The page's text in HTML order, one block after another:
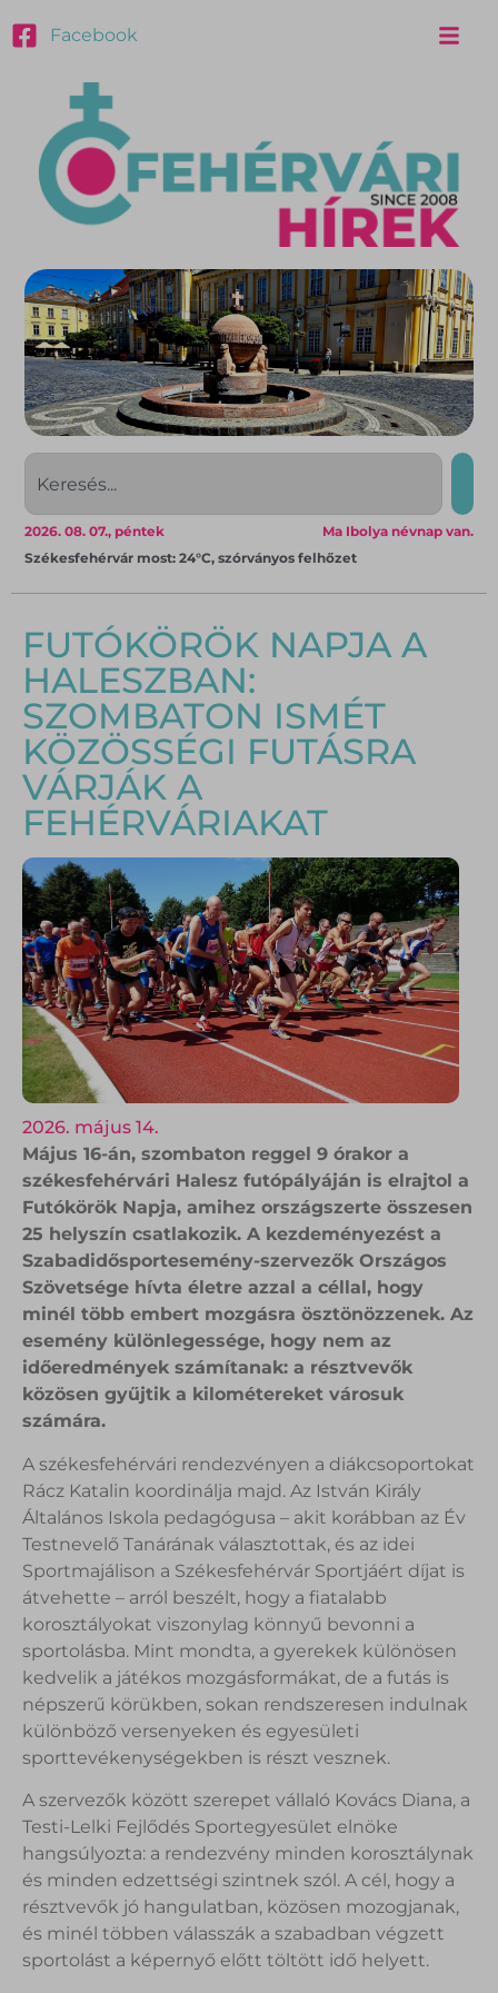
Facebook
Ma Ibolya névnap van.
2026. 08. 07., péntek
Székesfehérvár most: 24°C, szórványos felhőzet
FUTÓKÖRÖK NAPJA A
HALESZBAN:
SZOMBATON ISMÉT
KÖZÖSSÉGI FUTÁSRA
VÁRJÁK A
FEHÉRVÁRIAKAT
2026. május 14.
Május 16-án, szombaton reggel 9 órakor a
székesfehérvári Halesz futópályáján is elrajtol a
Futókörök Napja, amihez országszerte összesen
25 helyszín csatlakozik. A kezdeményezést a
Szabadidősportesemény-szervezők Országos
Szövetsége hívta életre azzal a céllal, hogy
minél több embert mozgásra ösztönözzenek. Az
esemény különlegessége, hogy nem az
időeredmények számítanak: a résztvevők
közösen gyűjtik a kilométereket városuk
számára.
A székesfehérvári rendezvényen a diákcsoportokat
Rácz Katalin koordinálja majd. Az István Király
Általános Iskola pedagógusa – akit korábban az Év
Testnevelő Tanárának választottak, és az idei
Sportmajálison a Székesfehérvár Sportjáért díjat is
átvehette – arról beszélt, hogy a fiatalabb
korosztályokat viszonylag könnyű bevonni a
sportolásba. Mint mondta, a gyerekek különösen
kedvelik a játékos mozgásformákat, de a futás is
népszerű körükben, sokan rendszeresen indulnak
különböző versenyeken és egyesületi
sporttevékenységekben is részt vesznek.
A szervezők között szerepet vállaló Kovács Diana, a
Testi-Lelki Fejlődés Sportegyesület elnöke
hangsúlyozta: a rendezvény minden korosztálynak
és minden edzettségi szintnek szól. A cél, hogy a
résztvevők jó hangulatban, közösen mozogjanak,
és minél többen válasszák a szabadban végzett
sportolást a képernyő előtt töltött idő helyett.